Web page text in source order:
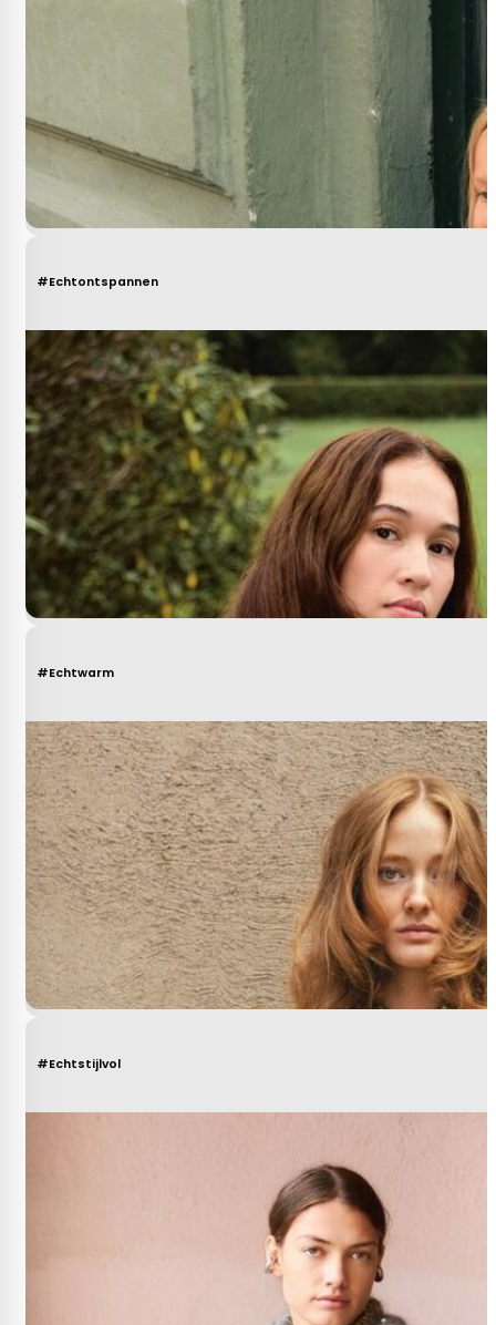
#Echtontspannen
#Echtwarm
#Echtstijlvol